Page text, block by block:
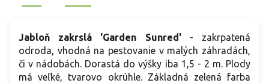
Jabloň zakrslá 'Garden Sunred'- zakrpatená
odroda, vhodná na pestovanie v malých záhradách,
či v nádobách. Dorastá do výšky iba 1,5 - 2 m. Plody
má veľké, tvarovo okrúhle. Základná zelená farba